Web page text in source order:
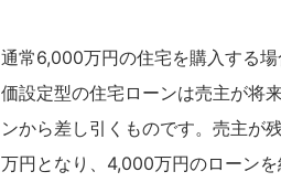
通常6,000万円の住宅を購入する
価設定型の住宅ローンは売主が将
ンから差し引くものです。売主が
万円となり、4,000万円のローンを